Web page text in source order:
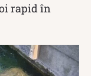
rapid în